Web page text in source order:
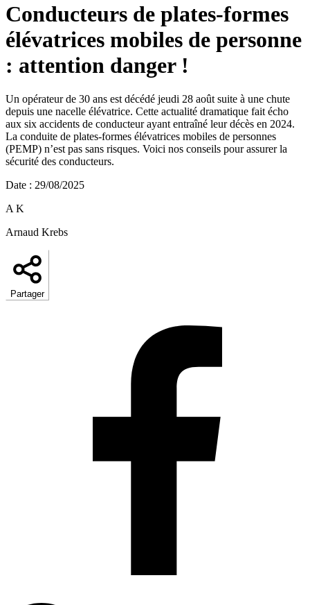
Conducteurs de plates-formes
élévatrices mobiles de personne
: attention danger !
Un opérateur de 30 ans est décédé jeudi 28 août suite à une chute
depuis une nacelle élévatrice. Cette actualité dramatique fait écho
aux six accidents de conducteur ayant entraîné leur décès en 2024.
La conduite de plates-formes élévatrices mobiles de personnes
(PEMP) n’est pas sans risques. Voici nos conseils pour assurer la
sécurité des conducteurs.
Date : 29/08/2025
A K
Arnaud Krebs
Partager